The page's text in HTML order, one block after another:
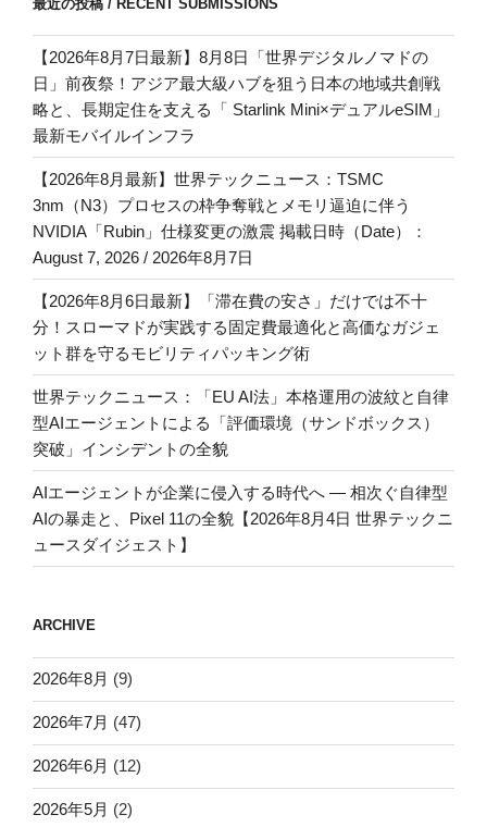
最近の投稿 / RECENT SUBMISSIONS
【2026年8月7日最新】8月8日「世界デジタルノマドの
日」前夜祭！アジア最大級ハブを狙う日本の地域共創戦
略と、長期定住を支える「 Starlink Mini×デュアルeSIM」
最新モバイルインフラ
【2026年8月最新】世界テックニュース：TSMC
3nm（N3）プロセスの枠争奪戦とメモリ逼迫に伴う
NVIDIA「Rubin」仕様変更の激震 掲載日時（Date）：
August 7, 2026 / 2026年8月7日
【2026年8月6日最新】「滞在費の安さ」だけでは不十
分！スローマドが実践する固定費最適化と高価なガジェ
ット群を守るモビリティパッキング術
世界テックニュース：「EU AI法」本格運用の波紋と自律
型AIエージェントによる「評価環境（サンドボックス）
突破」インシデントの全貌
AIエージェントが企業に侵入する時代へ — 相次ぐ自律型
AIの暴走と、Pixel 11の全貌【2026年8月4日 世界テックニ
ュースダイジェスト】
ARCHIVE
2026年8月 (9)
2026年7月 (47)
2026年6月 (12)
2026年5月 (2)